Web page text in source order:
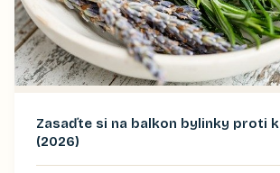
Zasaďte si na balkon bylinky proti
(2026)